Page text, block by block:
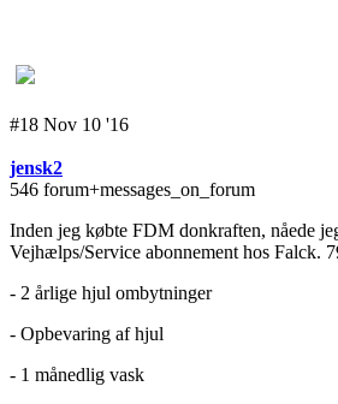
#18 Nov 10 '16
jensk2
546 forum+messages_on_forum
Inden jeg købte FDM donkraften, nåede
Vejhælps/Service abonnement hos Falck.
- 2 årlige hjul ombytninger
- Opbevaring af hjul
- 1 månedlig vask